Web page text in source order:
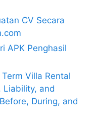
CV Secara
APK Penghasil
Villa Rental
Liability, and
During, and